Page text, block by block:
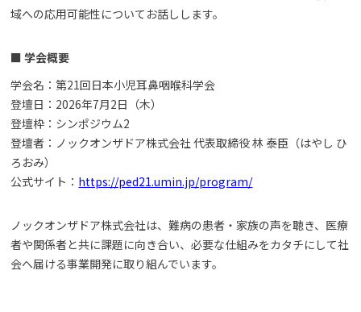
域への応用可能性についてお話しします。
■ 学会概要
学会名：第21回日本小児耳鼻咽喉科学会
登壇日：2026年7月2日（木）
登壇枠：シンポジウム2
登壇者：ノックオンザドア株式会社 代表取締役 林 泰臣（はやし ひ
ろおみ）
公式サイト： https://ped21.umin.jp/program/
ノックオンザドア株式会社は、難病の患者・家族の声を聴き、医療
者や関係者と共に課題に向き合い、必要な仕組みをカタチにして社
会へ届ける事業開発に取り組んでいます。